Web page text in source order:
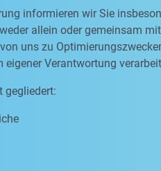
informieren wir Sie
allein oder gemeinsam
uns zu
Verantwortung
gegliedert: